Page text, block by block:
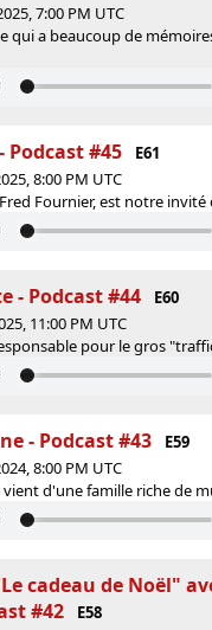
7:00 PM UTC
qui a beaucoup de
Podcast #45
E61
8:00 PM UTC
Fred Fournier, est notre invité
- Podcast #44
E60
11:00 PM UTC
pour le gros
- Podcast #43
E59
8:00 PM UTC
d'une famille riche de
cadeau de Noël"
#42
E58